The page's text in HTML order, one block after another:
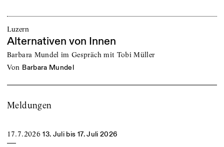
Luzern
Alternativen von Innen
Barbara Mundel im Gespräch mit Tobi Müller
von Barbara Mundel
Meldungen
17.7.2026 13. Juli bis 17. Juli 2026